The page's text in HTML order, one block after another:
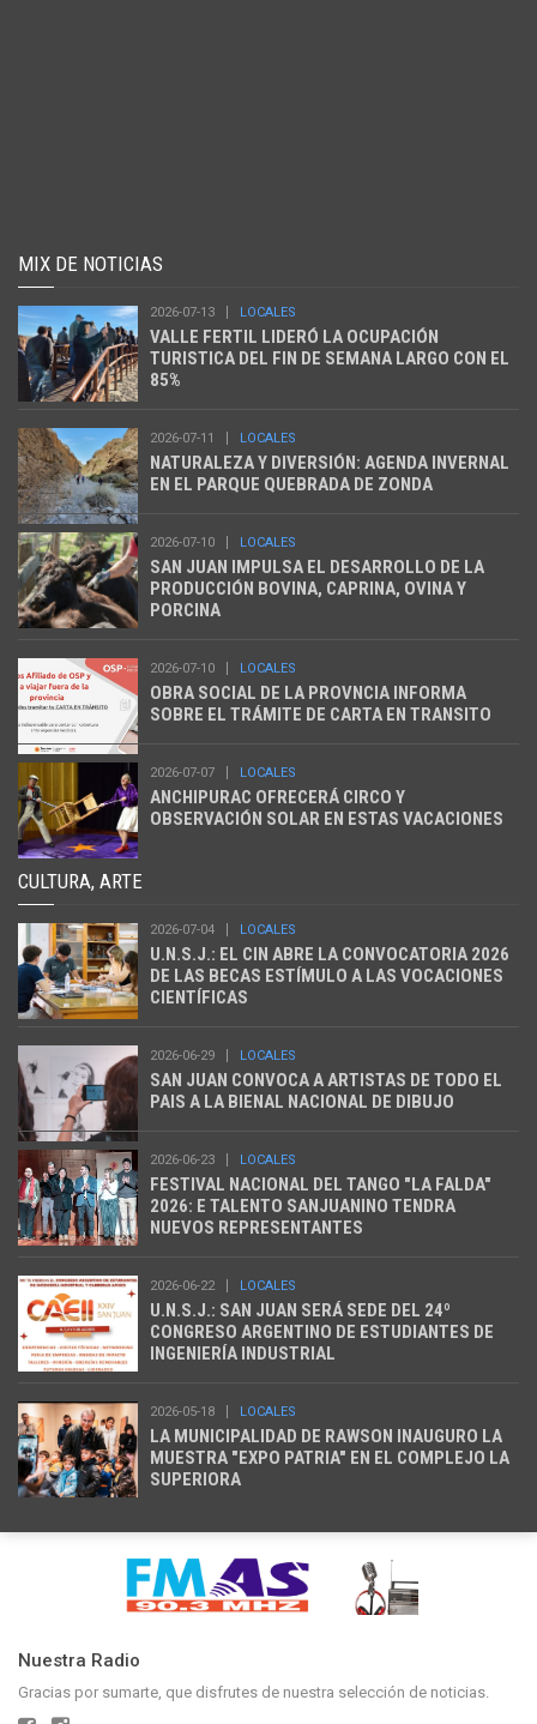
MIX DE NOTICIAS
2026-07-13 LOCALES
VALLE FERTIL LIDERÓ LA OCUPACIÓN
TURISTICA DEL FIN DE SEMANA LARGO CON EL
85%
2026-07-11 LOCALES
NATURALEZA Y DIVERSIÓN: AGENDA INVERNAL
EN EL PARQUE QUEBRADA DE ZONDA
2026-07-10 LOCALES
SAN JUAN IMPULSA EL DESARROLLO DE LA
PRODUCCIÓN BOVINA, CAPRINA, OVINA Y
PORCINA
2026-07-10 LOCALES
OBRA SOCIAL DE LA PROVNCIA INFORMA
SOBRE EL TRÁMITE DE CARTA EN TRANSITO
2026-07-07 LOCALES
ANCHIPURAC OFRECERÁ CIRCO Y
OBSERVACIÓN SOLAR EN ESTAS VACACIONES
CULTURA, ARTE
2026-07-04 LOCALES
U.N.S.J.: EL CIN ABRE LA CONVOCATORIA 2026
DE LAS BECAS ESTÍMULO A LAS VOCACIONES
CIENTÍFICAS
2026-06-29 LOCALES
SAN JUAN CONVOCA A ARTISTAS DE TODO EL
PAIS A LA BIENAL NACIONAL DE DIBUJO
2026-06-23 LOCALES
FESTIVAL NACIONAL DEL TANGO "LA FALDA"
2026: E TALENTO SANJUANINO TENDRA
NUEVOS REPRESENTANTES
2026-06-22 LOCALES
U.N.S.J.: SAN JUAN SERÁ SEDE DEL 24º
CONGRESO ARGENTINO DE ESTUDIANTES DE
INGENIERÍA INDUSTRIAL
2026-05-18 LOCALES
LA MUNICIPALIDAD DE RAWSON INAUGURO LA
MUESTRA "EXPO PATRIA" EN EL COMPLEJO LA
SUPERIORA
Nuestra Radio
Gracias por sumarte, que disfrutes de nuestra selección de noticias.